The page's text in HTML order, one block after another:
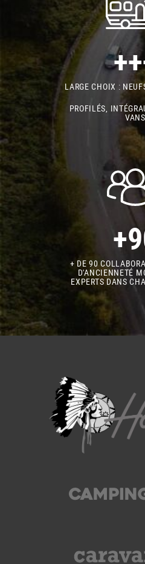
LARGE CHOIX :
PROFILÉS,
VANS
+ DE 90
D'ANCIENNETÉ
EXPERTS DANS